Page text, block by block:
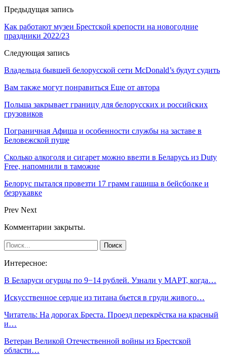
Предыдущая запись
Как работают музеи Брестской крепости на новогодние
праздники 2022/23
Следующая запись
Владельца бывшей белорусской сети McDonald’s будут судить
Вам также могут понравиться Еще от автора
Польша закрывает границу для белорусских и российских
грузовиков
Пограничная Афиша и особенности службы на заставе в
Беловежской пуще
Сколько алкоголя и сигарет можно ввезти в Беларусь из Duty
Free, напомнили в таможне
Белорус пытался провезти 17 грамм гашиша в бейсболке и
безрукавке
Prev Next
Комментарии закрыты.
Интересное:
В Беларуси огурцы по 9−14 рублей. Узнали у МАРТ, когда…
Искусственное сердце из титана бьется в груди живого…
Читатель: На дорогах Бреста. Проезд перекрёстка на красный
и…
Ветеран Великой Отечественной войны из Брестской
области…